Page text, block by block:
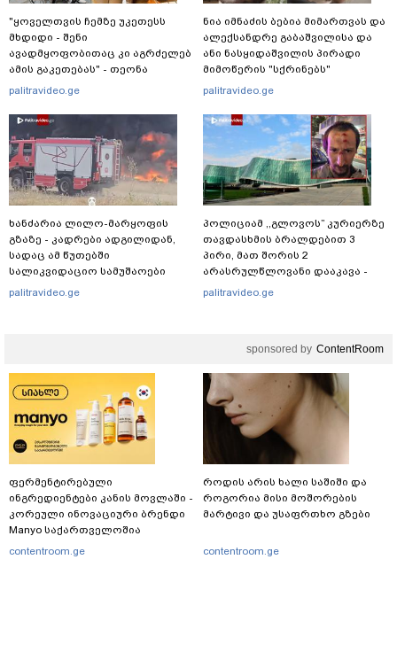
"ყოველთვის ჩემზე უკეთესს
მხდიდი - შენი
ავადმყოფობითაც კი აგრძელებ
ამის გაკეთებას" - თეონა
კონტრიძე მეუღლეს ემოციურ
palitravideo.ge
ხანძარია ლილო-მარყოფის
გზაზე - კადრები ადგილიდან,
სადაც ამ წუთებში
სალიკვიდაციო სამუშაოები
მიმდინარეობს
palitravideo.ge
ნია იმნაძის ბებია მიმართვას და
ალექსანდრე გაბაშვილისა და
ანი ნასყიდაშვილის პირადი
მიმოწერის "სქრინებს"
ავრცელებს
palitravideo.ge
პოლიციამ ,,გლოვოს” კურიერზე
თავდასხმის ბრალდებით 3
პირი, მათ შორის 2
არასრულწლოვანი დააკავა -
შსს ინფორმაციას ავრცელებს
palitravideo.ge
sponsored by ContentRoom
ფერმენტირებული
ინგრედიენტები კანის მოვლაში -
კორეული ინოვაციური ბრენდი
Manyo საქართველოშია
contentroom.ge
როდის არის ხალი საშიში და
როგორია მისი მოშორების
მარტივი და უსაფრთხო გზები
contentroom.ge